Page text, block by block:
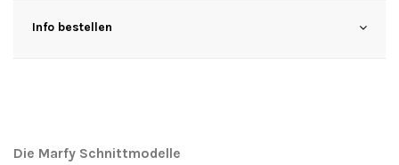
Info bestellen
Die Marfy Schnittmodelle